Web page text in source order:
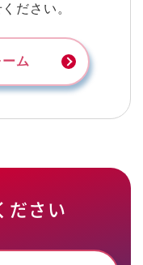
ださい。
ム
ださい